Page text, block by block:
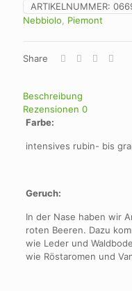
ARTIKELNUMMER:
Nebbiolo
Piemont
Share
Beschreibung
Rezensionen 0
Farbe:
intensives rubin- bis
Geruch:
In der Nase haben wir
roten Beeren. Dazu
wie Leder und
wie Röstaromen und